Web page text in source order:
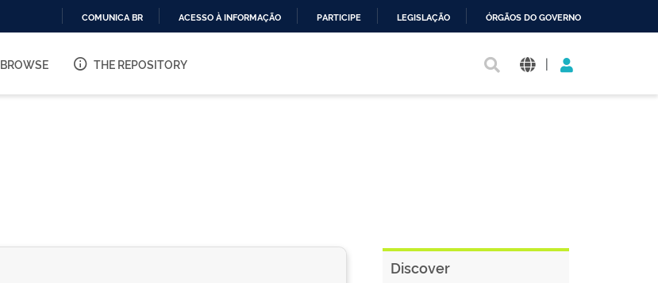
O
COMUNICA BR ACESSO À INFORMAÇÃO PARTICIPE LEGISLAÇÃO ÓRGÃOS DO GOVERNO
BROWSE THE REPOSITORY |
Discover